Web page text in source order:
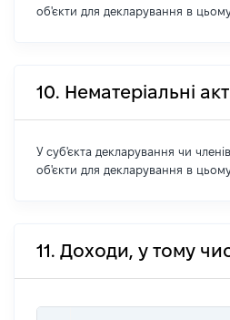
об'єкти для декларування в цьому
10. Нематеріальні
У суб'єкта декларування чи членів
об'єкти для декларування в цьому
11. Доходи, у тому